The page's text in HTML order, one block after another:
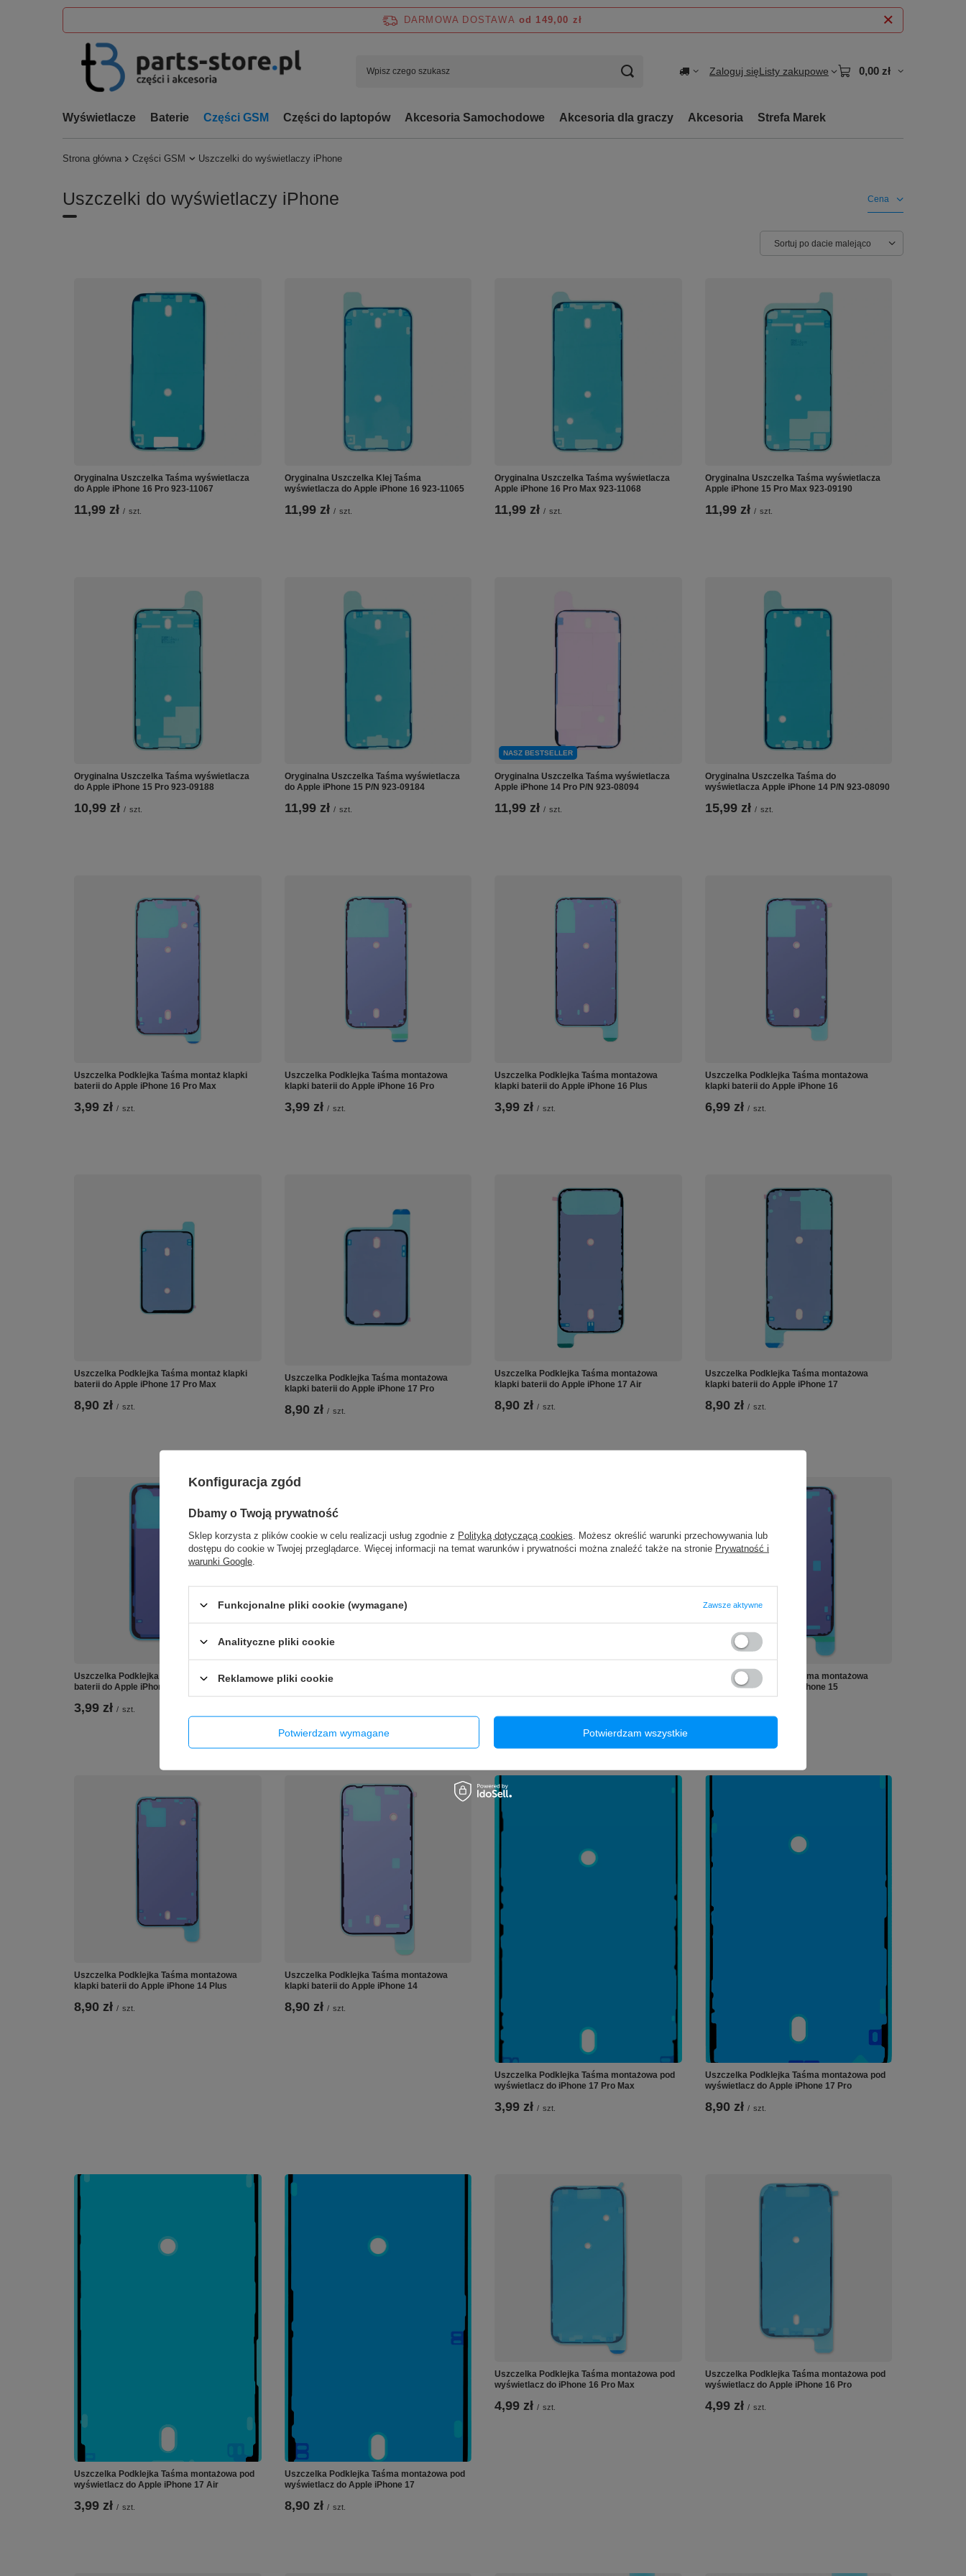
DARMOWA DOSTAWA od 149,00 zł
Zaloguj sięListy zakupowe 0,00 zł
Wyświetlacze Baterie Części GSM Części do laptopów Akcesoria Samochodowe Akcesoria dla graczy Akcesoria Strefa Marek
Strona główna Części GSM Uszczelki do wyświetlaczy iPhone
Uszczelki do wyświetlaczy iPhone Cena
Zmień sortowanie
Sortuj po dacie malejąco
Oryginalna Uszczelka Taśma wyświetlacza
do Apple iPhone 16 Pro 923-11067
11,99 zł / szt.
Oryginalna Uszczelka Klej Taśma
wyświetlacza do Apple iPhone 16 923-11065
11,99 zł / szt.
Oryginalna Uszczelka Taśma wyświetlacza
Apple iPhone 16 Pro Max 923-11068
11,99 zł / szt.
Oryginalna Uszczelka Taśma wyświetlacza
Apple iPhone 15 Pro Max 923-09190
11,99 zł / szt.
Oryginalna Uszczelka Taśma wyświetlacza
do Apple iPhone 15 Pro 923-09188
10,99 zł / szt.
Oryginalna Uszczelka Taśma wyświetlacza
do Apple iPhone 15 P/N 923-09184
11,99 zł / szt.
NASZ BESTSELLER
Oryginalna Uszczelka Taśma wyświetlacza
Apple iPhone 14 Pro P/N 923-08094
11,99 zł / szt.
Oryginalna Uszczelka Taśma do
wyświetlacza Apple iPhone 14 P/N 923-08090
15,99 zł / szt.
Uszczelka Podklejka Taśma montaż klapki
baterii do Apple iPhone 16 Pro Max
3,99 zł / szt.
Uszczelka Podklejka Taśma montażowa
klapki baterii do Apple iPhone 16 Pro
3,99 zł / szt.
Uszczelka Podklejka Taśma montażowa
klapki baterii do Apple iPhone 16 Plus
3,99 zł / szt.
Uszczelka Podklejka Taśma montażowa
klapki baterii do Apple iPhone 16
6,99 zł / szt.
Uszczelka Podklejka Taśma montaż klapki
baterii do Apple iPhone 17 Pro Max
8,90 zł / szt.
Uszczelka Podklejka Taśma montażowa
klapki baterii do Apple iPhone 17 Pro
8,90 zł / szt.
Uszczelka Podklejka Taśma montażowa
klapki baterii do Apple iPhone 17 Air
8,90 zł / szt.
Uszczelka Podklejka Taśma montażowa
klapki baterii do Apple iPhone 17
8,90 zł / szt.
Uszczelka Podklejka Taśma montaż klapki
baterii do Apple iPhone 15 Pro Max
3,99 zł / szt.
Uszczelka Podklejka Taśma montażowa
NASZ BESTSELLER
Uszczelka Podklejka Taśma montażowa
klapki baterii do Apple iPhone 15
Uszczelka Podklejka Taśma montażowa
klapki baterii do Apple iPhone 14 Plus
8,90 zł / szt.
Uszczelka Podklejka Taśma montażowa
klapki baterii do Apple iPhone 14
8,90 zł / szt.
Uszczelka Podklejka Taśma montażowa pod
wyświetlacz do iPhone 17 Pro Max
3,99 zł / szt.
Uszczelka Podklejka Taśma montażowa pod
wyświetlacz do Apple iPhone 17 Pro
8,90 zł / szt.
Uszczelka Podklejka Taśma montażowa pod
wyświetlacz do Apple iPhone 17 Air
3,99 zł / szt.
Uszczelka Podklejka Taśma montażowa pod
wyświetlacz do Apple iPhone 17
8,90 zł / szt.
Uszczelka Podklejka Taśma montażowa pod
wyświetlacz do iPhone 16 Pro Max
4,99 zł / szt.
Uszczelka Podklejka Taśma montażowa pod
wyświetlacz do Apple iPhone 16 Pro
4,99 zł / szt.
Konfiguracja zgód
Dbamy o Twoją prywatność
Sklep korzysta z plików cookie w celu realizacji usług zgodnie z Polityką dotyczącą cookies . Możesz określić warunki przechowywania lub
dostępu do cookie w Twojej przeglądarce. Więcej informacji na temat warunków i prywatności można znaleźć także na stronie Prywatność i
warunki Google
Funkcjonalne pliki cookie (wymagane) Zawsze aktywne
Analityczne pliki cookie
Reklamowe pliki cookie
Potwierdzam wymagane Potwierdzam wszystkie